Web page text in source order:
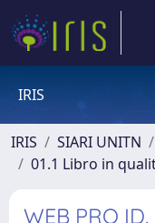
IRIS
IRIS SIARI UNITN
01.1 Libro in
WEB PRO